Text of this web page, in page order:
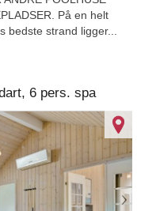
På en helt
bedste strand ligger...
6 pers. spa